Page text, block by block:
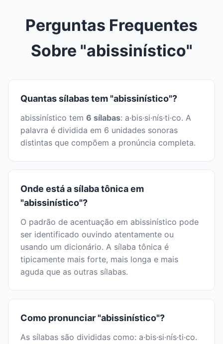
Perguntas Frequentes
Sobre "abissinístico"
Quantas sílabas tem "abissinístico"?
abissinístico tem 6 sílabas: a·bis·si·nís·ti·co. A
palavra é dividida em 6 unidades sonoras
distintas que compõem a pronúncia completa.
Onde está a sílaba tônica em
"abissinístico"?
O padrão de acentuação em abissinístico pode
ser identificado ouvindo atentamente ou
usando um dicionário. A sílaba tônica é
tipicamente mais forte, mais longa e mais
aguda que as outras sílabas.
Como pronunciar "abissinístico"?
As sílabas são divididas como: a·bis·si·nís·ti·co.